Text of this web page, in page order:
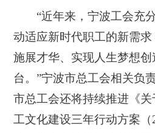
“近年来，宁波工会充分
动适应新时代职工的新需求
施展才华、实现人生梦想
台。”宁波市总工会相关负
市总工会还将持续推进《
工文化建设三年行动方案（